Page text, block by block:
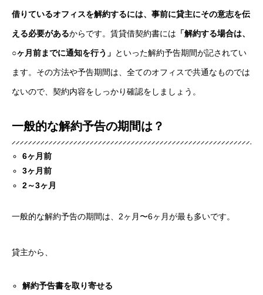
借りているオフィスを解約するには、事前に貸主にその意志を伝
える必要があるからです。賃貸借契約書には 「解約する場合は、
○ヶ月前までに通知を行う」 といった解約予告期間が記されてい
ます。その方法や予告期間は、全てのオフィスで共通なものでは
ないので、契約内容をしっかり確認をしましょう。
一般的な解約予告の期間は？
6ヶ月前
3ヶ月前
2～3ヶ月
一般的な解約予告の期間は、2ヶ月〜6ヶ月が最も多いです。
貸主から、
解約予告書を取り寄せる